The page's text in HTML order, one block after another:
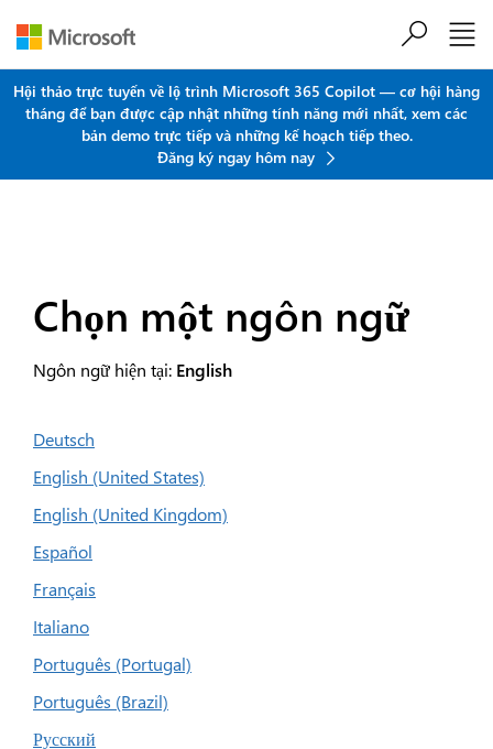
Hội thảo trực tuyến về lộ trình Microsoft 365 Copilot — cơ hội hàng
tháng để bạn được cập nhật những tính năng mới nhất, xem các
bản demo trực tiếp và những kế hoạch tiếp theo.
Đăng ký ngay hôm nay
Chọn một ngôn ngữ
Ngôn ngữ hiện tại: English
Deutsch
English (United States)
English (United Kingdom)
Español
Français
Italiano
Português (Portugal)
Português (Brazil)
Русский